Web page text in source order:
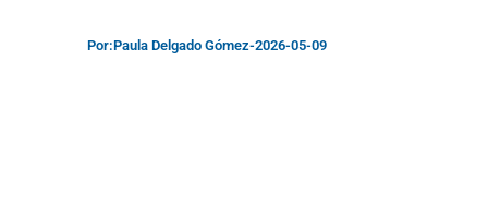
Por:Paula Delgado Gómez-2026-05-09